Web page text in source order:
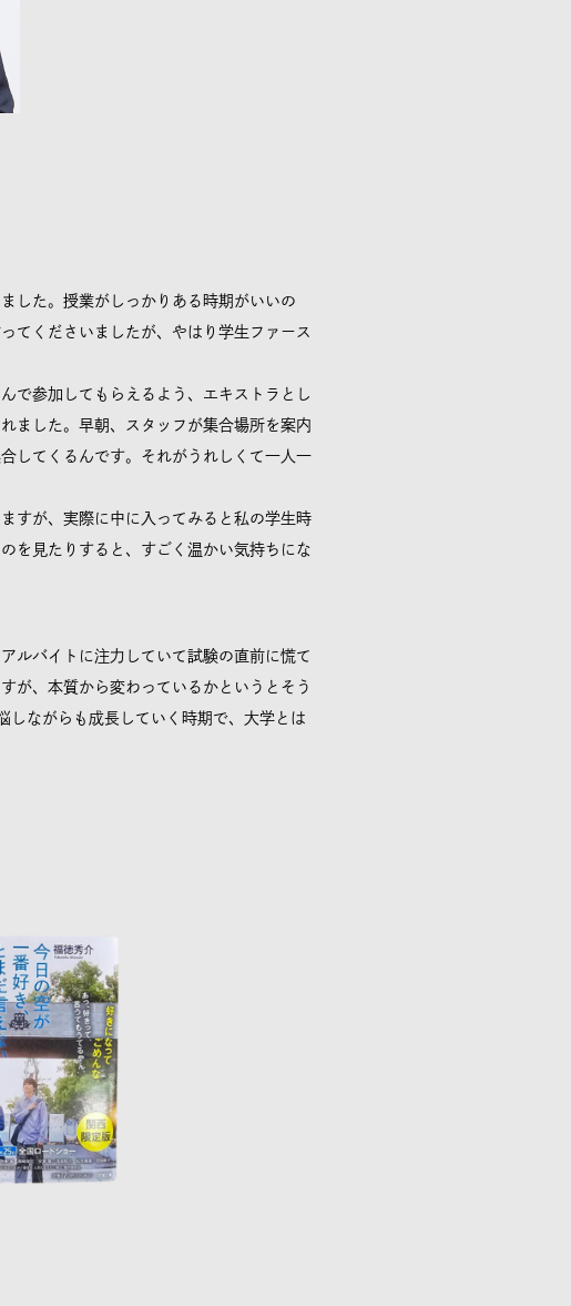
した。授業がしっかりある時期がいいの
てくださいましたが、やはり学生ファース
で参加してもらえるよう、エキストラとし
ました。早朝、スタッフが集合場所を案内
してくるんです。それがうれしくて一人一
すが、実際に中に入ってみると私の学生時
を見たりすると、すごく温かい気持ちにな
ルバイトに注力していて試験の直前に慌て
が、本質から変わっているかというとそう
しながらも成長していく時期で、大学とは